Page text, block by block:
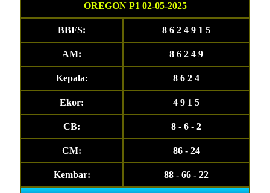
OREGON P1 02-05-2025
BBFS: 8 6 2 4 9 1 5
AM: 8 6 2 4 9
Kepala: 8 6 2 4
Ekor: 4 9 1 5
CB: 8 - 6 - 2
CM: 86 - 24
Kembar: 88 - 66 - 22